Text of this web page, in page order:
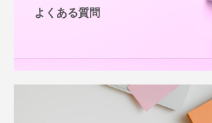
よくある質問